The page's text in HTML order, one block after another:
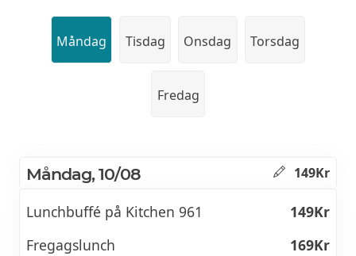
Måndag Tisdag Onsdag Torsdag
Fredag
Måndag, 10/08 149Kr
Lunchbuffé på Kitchen 961
149Kr
Fregagslunch
169Kr